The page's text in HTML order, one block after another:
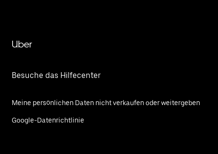
Uber
Besuche das Hilfecenter
Meine persönlichen Daten nicht verkaufen oder weitergeben
Google-Datenrichtlinie